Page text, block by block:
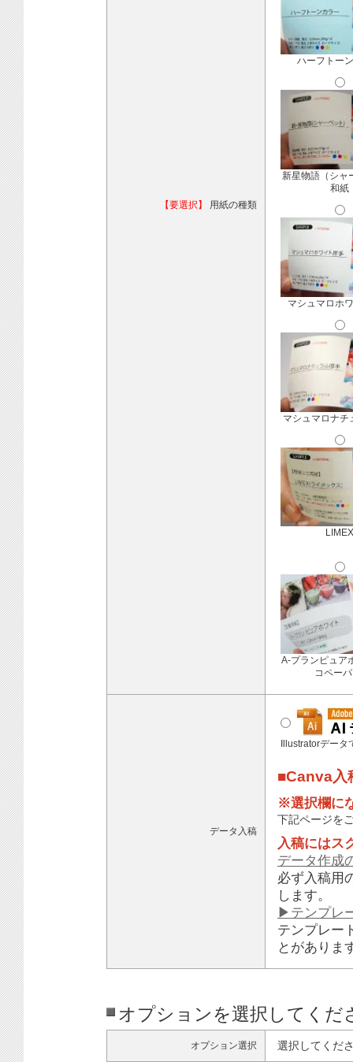
【要選択】 用紙の種類
ハーフトー
新星物語（シャ
和紙
マシュマロホ
マシュマロナチ
A-プランピュア
コペー
データ入稿
Illustratorデータ
■Canva入
※選択欄に
下記ページを
入稿にはス
データ作成
必ず入稿用
します。
▶テンプレ
テンプレー
とがありま
オプションを選択してくだ
オプション選択 選択してくだ